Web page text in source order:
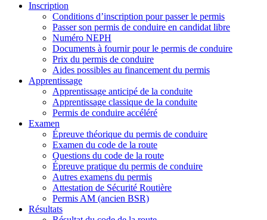
Inscription
Conditions d’inscription pour passer le permis
Passer son permis de conduire en candidat libre
Numéro NEPH
Documents à fournir pour le permis de conduire
Prix du permis de conduire
Aides possibles au financement du permis
Apprentissage
Apprentissage anticipé de la conduite
Apprentissage classique de la conduite
Permis de conduire accéléré
Examen
Épreuve théorique du permis de conduire
Examen du code de la route
Questions du code de la route
Épreuve pratique du permis de conduire
Autres examens du permis
Attestation de Sécurité Routière
Permis AM (ancien BSR)
Résultats